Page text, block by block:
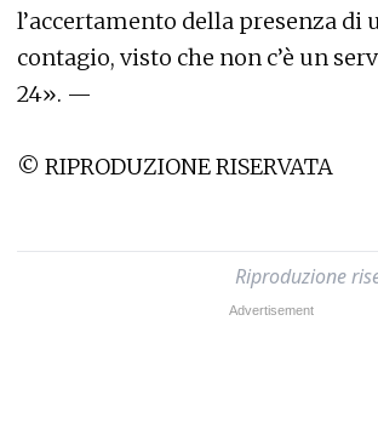
l’accertamento della presenza di
contagio, visto che non c’è un
24». —
© RIPRODUZIONE RISERVATA
Riproduzione